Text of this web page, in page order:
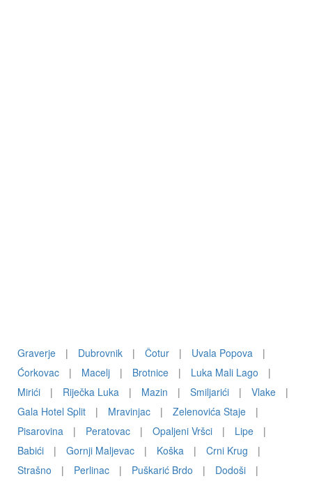
Graverje | Dubrovnik | Čotur | Uvala Popova
|
Ćorkovac
| Macelj | Brotnice | Luka Mali Lago
|
Mirići
| Riječka Luka | Mazin | Smiljarići | Vlake
|
Gala Hotel Split
| Mravinjac | Zelenovića Staje
|
Pisarovina
| Peratovac | Opaljeni Vršci | Lipe
|
Babići
| Gornji Maljevac | Koška | Crni Krug
|
Strašno
| Perlinac | Puškarić Brdo | Dodoši
|